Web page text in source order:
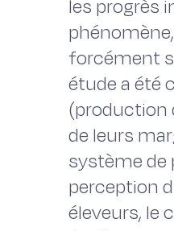
les progrès
forcément
étude a été
(production
de leurs
système de
perception
éleveurs, le